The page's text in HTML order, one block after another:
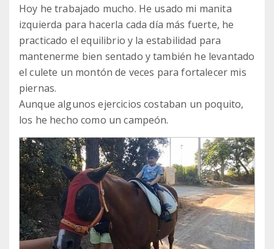
Hoy he trabajado mucho. He usado mi manita
izquierda para hacerla cada día más fuerte, he
practicado el equilibrio y la estabilidad para
mantenerme bien sentado y también he levantado
el culete un montón de veces para fortalecer mis
piernas.
Aunque algunos ejercicios costaban un poquito,
los he hecho como un campeón.